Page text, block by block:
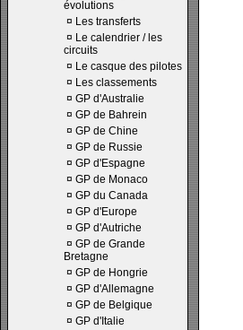
évolutions
¤ Les transferts
¤ Le calendrier / les
circuits
¤ Le casque des pilotes
¤ Les classements
¤ GP d'Australie
¤ GP de Bahrein
¤ GP de Chine
¤ GP de Russie
¤ GP d'Espagne
¤ GP de Monaco
¤ GP du Canada
¤ GP d'Europe
¤ GP d'Autriche
¤ GP de Grande
Bretagne
¤ GP de Hongrie
¤ GP d'Allemagne
¤ GP de Belgique
¤ GP d'Italie